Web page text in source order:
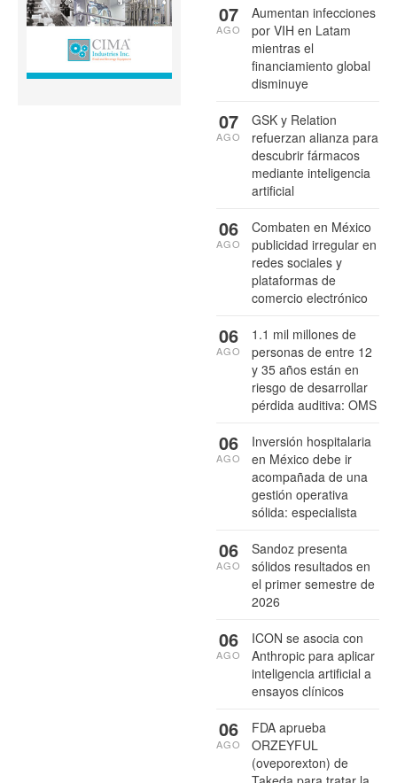
Aumentan infecciones
por VIH en Latam
mientras el
financiamiento global
disminuye
07
AGO
GSK y Relation
refuerzan alianza para
descubrir fármacos
mediante inteligencia
artificial
07
AGO
Combaten en México
publicidad irregular en
redes sociales y
plataformas de
comercio electrónico
06
AGO
1.1 mil millones de
personas de entre 12
y 35 años están en
riesgo de desarrollar
pérdida auditiva: OMS
06
AGO
Inversión hospitalaria
en México debe ir
acompañada de una
gestión operativa
sólida: especialista
06
AGO
Sandoz presenta
sólidos resultados en
el primer semestre de
2026
06
AGO
ICON se asocia con
Anthropic para aplicar
inteligencia artificial a
ensayos clínicos
06
AGO
FDA aprueba
ORZEYFUL
(oveporexton) de
06
AGO